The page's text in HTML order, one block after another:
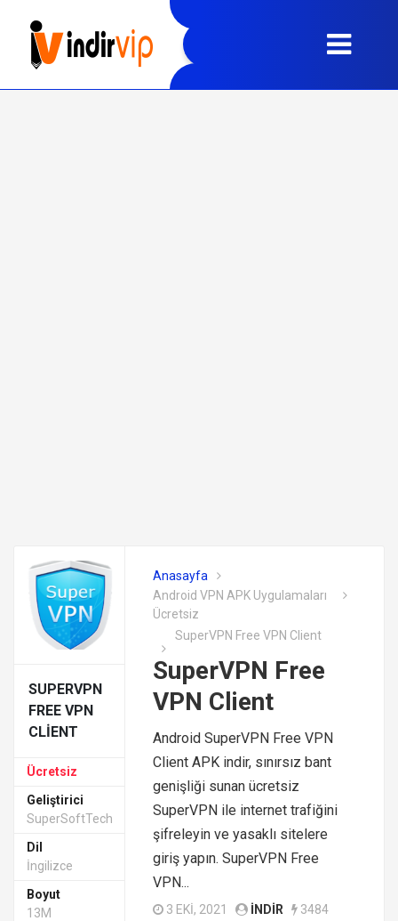
SUPERVPN
FREE VPN
CLIENT
Ücretsiz
Geliştirici
SuperSoftTech
Dil
İngilizce
Boyut
13M
Anasayfa
Android VPN APK Uygulamaları
Ücretsiz
SuperVPN Free VPN Client
SuperVPN Free
VPN Client
Android SuperVPN Free VPN
Client APK indir, sınırsız bant
genişliği sunan ücretsiz
SuperVPN ile internet trafiğini
şifreleyin ve yasaklı sitelere
giriş yapın. SuperVPN Free
VPN...
3 EKI, 2021 INDIR
3484